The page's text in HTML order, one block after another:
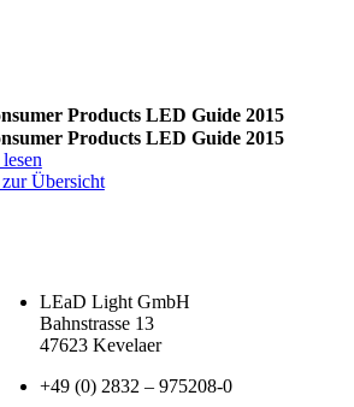
Products LED Guide 2015
Products LED Guide 2015
Übersicht
LEaD Light GmbH
Bahnstrasse 13
47623 Kevelaer
+49 (0) 2832 – 975208-0